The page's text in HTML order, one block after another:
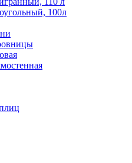
100л